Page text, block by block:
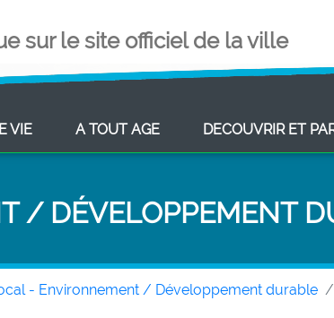
sur le site officiel de la ville
VIE(CURRENT)A TOUT AGE(CURRENT)DECOUVRIR ET
/ DÉVELOPPEMENT
- Environnement / Développement durable